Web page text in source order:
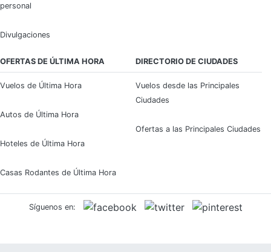
personal
Divulgaciones
OFERTAS DE ÚLTIMA HORA
Vuelos de Última Hora
Autos de Última Hora
Hoteles de Última Hora
Casas Rodantes de Última Hora
DIRECTORIO DE CIUDADES
Vuelos desde las Principales
Ciudades
Ofertas a las Principales Ciudades
Síguenos en: